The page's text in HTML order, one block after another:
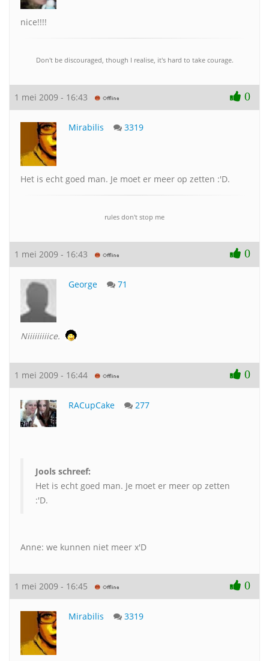
nice!!!!
Don't be discouraged, though I realise, it's hard to take courage.
1 mei 2009 - 16:43 0
Mirabilis 3319
Het is echt goed man. Je moet er meer op zetten :'D.
rules don't stop me
1 mei 2009 - 16:43 0
George 71
Niiiiiiiiice.
1 mei 2009 - 16:44 0
RACupCake 277
Jools schreef:
Het is echt goed man. Je moet er meer op zetten
:'D.
Anne: we kunnen niet meer x'D
1 mei 2009 - 16:45 0
Mirabilis 3319